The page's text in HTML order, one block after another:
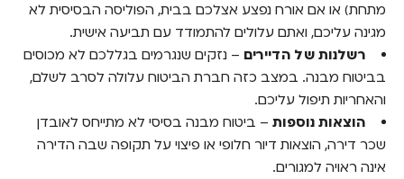
מתחת) או אם אורח נפצע אצלכם בבית, הפוליסה הבסיסית לא
מגינה עליכם, ואתם עלולים להתמודד עם תביעה אישית.
רשלנות של הדיירים – נזקים שנגרמים בגללכם לא מכוסים
בביטוח מבנה. במצב כזה חברת הביטוח עלולה לסרב לשלם,
והאחריות תיפול עליכם.
הוצאות נוספות– ביטוח מבנה בסיסי לא מתייחס לאובדן
שכר דירה, הוצאות דיור חלופי או פיצוי על תקופה שבה הדירה
אינה ראויה למגורים.